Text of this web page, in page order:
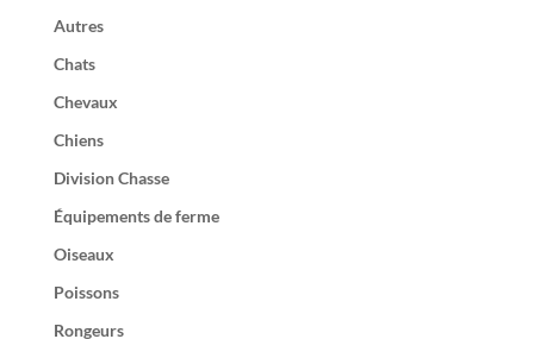
Autres
Chats
Chevaux
Chiens
Division Chasse
Équipements de ferme
Oiseaux
Poissons
Rongeurs